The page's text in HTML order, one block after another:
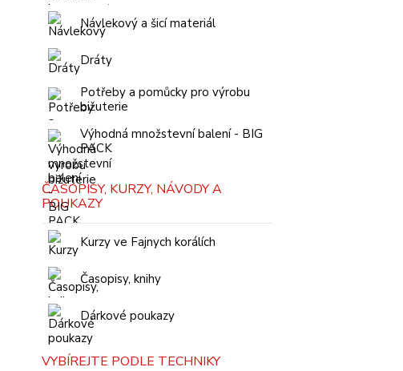
Návlekový a šicí materiál
Dráty
Potřeby a pomůcky pro výrobu
bižuterie
Výhodná množstevní balení - BIG
PACK
ČASOPISY, KURZY, NÁVODY A
POUKAZY
Kurzy ve Fajnych korálích
Časopisy, knihy
Dárkové poukazy
VYBÍREJTE PODLE TECHNIKY